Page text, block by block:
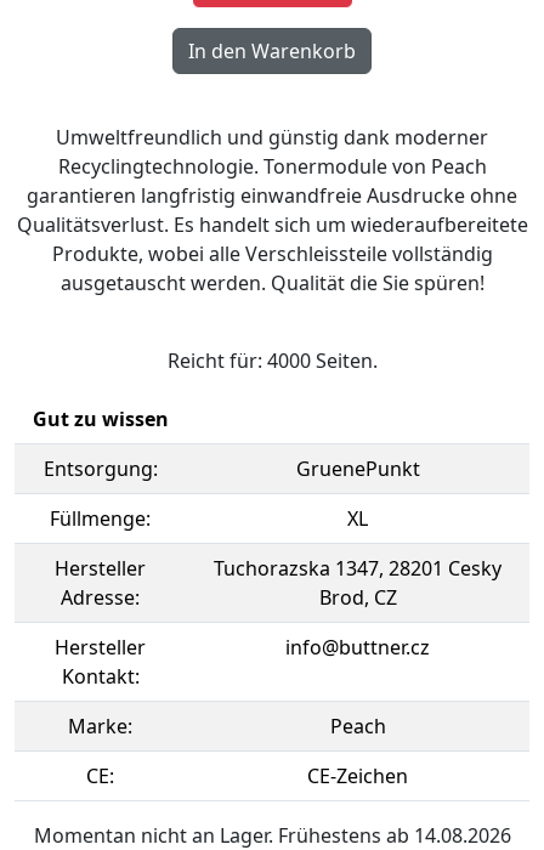
Umweltfreundlich und günstig dank moderner
Recyclingtechnologie. Tonermodule von Peach
garantieren langfristig einwandfreie Ausdrucke ohne
Qualitätsverlust. Es handelt sich um wiederaufbereitete
Produkte, wobei alle Verschleissteile vollständig
ausgetauscht werden. Qualität die Sie spüren!
Reicht für: 4000 Seiten.
Gut zu wissen
Entsorgung:
GruenePunkt
Füllmenge:
XL
Hersteller
Adresse:
Tuchorazska 1347, 28201 Cesky
Brod, CZ
Hersteller
Kontakt:
info@buttner.cz
Marke:
Peach
CE:
CE-Zeichen
Momentan nicht an Lager. Frühestens ab 14.08.2026